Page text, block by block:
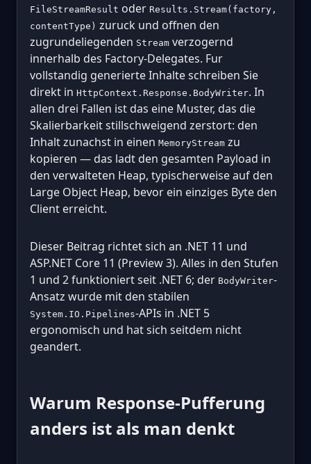
FileStreamResult oder Results.Stream(factory,
contentType) zuruck und offnen den
zugrundeliegenden Stream verzogernd
innerhalb des Factory-Delegates. Fur
vollstandig generierte Inhalte schreiben Sie
direkt in HttpContext.Response.BodyWriter. In
allen drei Fallen ist das eine Muster, das die
Skalierbarkeit stillschweigend zerstort: den
Inhalt zunachst in einen MemoryStream zu
kopieren — das ladt den gesamten Payload in
den verwalteten Heap, typischerweise auf den
Large Object Heap, bevor ein einziges Byte den
Client erreicht.
Dieser Beitrag richtet sich an .NET 11 und
ASP.NET Core 11 (Preview 3). Alles in den Stufen
1 und 2 funktioniert seit .NET 6; der BodyWriter-
Ansatz wurde mit den stabilen
System.IO.Pipelines-APIs in .NET 5
ergonomisch und hat sich seitdem nicht
geandert.
Warum Response-Pufferung
anders ist als man denkt